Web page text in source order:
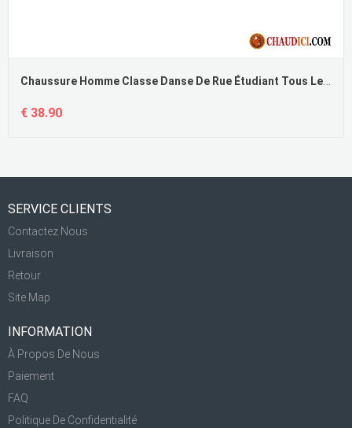
Chaussure Homme Classe Danse De Rue Étudiant Tous Les Assortis Tendance Homme Pas Cher
€ 38.90
SERVICE CLIENTS
Contactez Nous
Livraison
Retour
Site Map
INFORMATION
À Propos De Nous
Paiement
FAQ
Politique De Confidentialité